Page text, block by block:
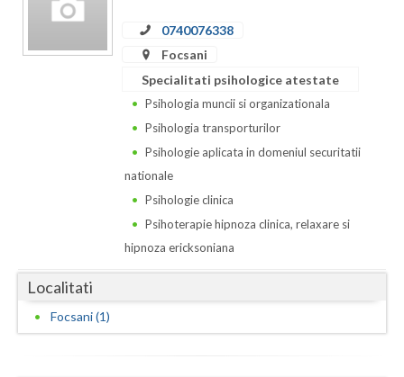
Gorj
Harghita
0740076338
Focsani
Specialitati psihologice atestate
Psihologia muncii si organizationala
Psihologia transporturilor
Psihologie aplicata in domeniul securitatii
nationale
Psihologie clinica
Psihoterapie hipnoza clinica, relaxare si
hipnoza ericksoniana
Localitati
Focsani (1)